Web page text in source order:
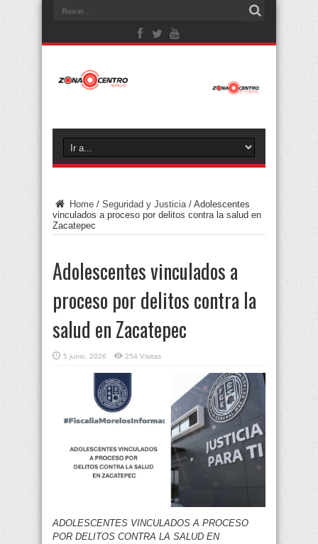
Home / Seguridad y Justicia / Adolescentes
vinculados a proceso por delitos contra la salud en
Zacatepec
Adolescentes vinculados a
proceso por delitos contra la
salud en Zacatepec
5 junio, 2026 254 Visitas
ADOLESCENTES VINCULADOS A PROCESO
POR DELITOS CONTRA LA SALUD EN